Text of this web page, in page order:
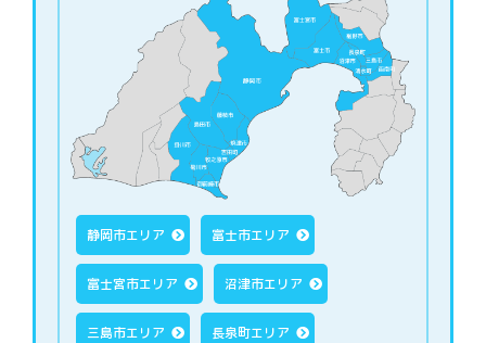
静岡市エリア 富士市エリア
富士宮市エリア 沼津市エリア
三島市エリア 長泉町エリア